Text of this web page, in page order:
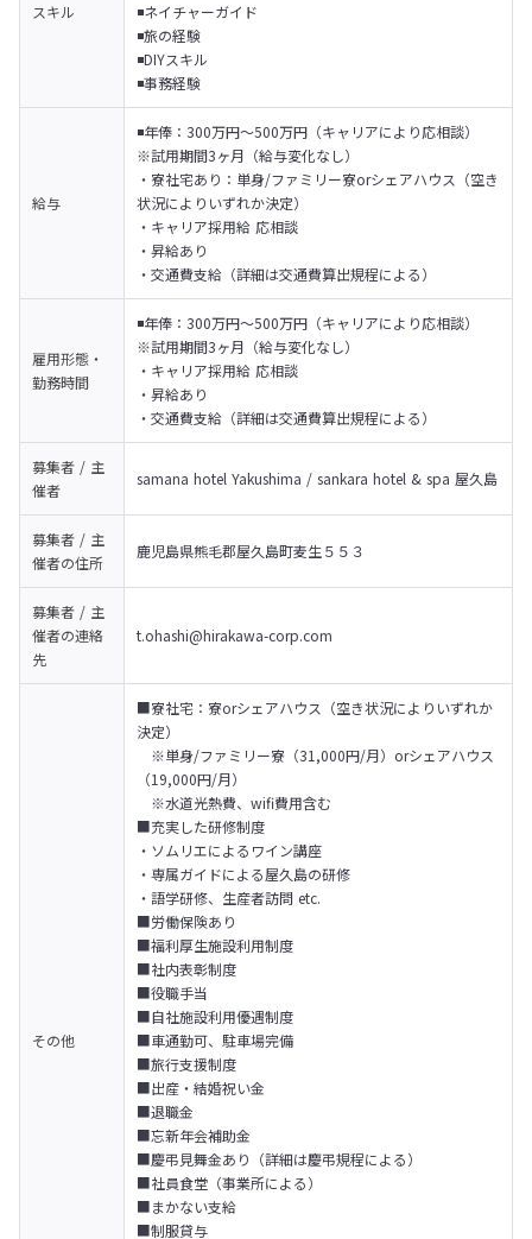
スキル
◾️ネイチャーガイド
◾️旅の経験
◾️DIYスキル
◾️事務経験
給与
◾️年俸：300万円〜500万円（キャリアにより応相談）
※試用期間3ヶ月（給与変化なし）
・寮社宅あり：単身/ファミリー寮orシェアハウス（空き
状況によりいずれか決定）
・キャリア採用給 応相談
・昇給あり
・交通費支給（詳細は交通費算出規程による）
雇用形態・
勤務時間
◾️年俸：300万円〜500万円（キャリアにより応相談）
※試用期間3ヶ月（給与変化なし）
・キャリア採用給 応相談
・昇給あり
・交通費支給（詳細は交通費算出規程による）
募集者 / 主
催者
samana hotel Yakushima / sankara hotel & spa 屋久島
募集者 / 主
催者の住所
鹿児島県熊毛郡屋久島町麦生５５３
募集者 / 主
催者の連絡
先
t.ohashi@hirakawa-corp.com
その他
■寮社宅：寮orシェアハウス（空き状況によりいずれか
決定）
※単身/ファミリー寮（31,000円/月）orシェアハウス
（19,000円/月）
※水道光熱費、wifi費用含む
■充実した研修制度
・ソムリエによるワイン講座
・専属ガイドによる屋久島の研修
・語学研修、生産者訪問 etc.
■労働保険あり
■福利厚生施設利用制度
■社内表彰制度
■役職手当
■自社施設利用優遇制度
■車通勤可、駐車場完備
■旅行支援制度
■出産・結婚祝い金
■退職金
■忘新年会補助金
■慶弔見舞金あり（詳細は慶弔規程による）
■社員食堂（事業所による）
■まかない支給
■制服貸与